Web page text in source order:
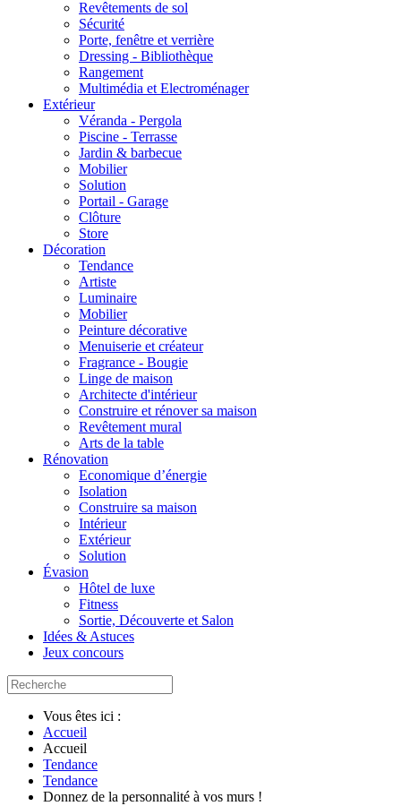
Revêtements de sol
Sécurité
Porte, fenêtre et verrière
Dressing - Bibliothèque
Rangement
Multimédia et Electroménager
Extérieur
Véranda - Pergola
Piscine - Terrasse
Jardin & barbecue
Mobilier
Solution
Portail - Garage
Clôture
Store
Décoration
Tendance
Artiste
Luminaire
Mobilier
Peinture décorative
Menuiserie et créateur
Fragrance - Bougie
Linge de maison
Architecte d'intérieur
Construire et rénover sa maison
Revêtement mural
Arts de la table
Rénovation
Economique d’énergie
Isolation
Construire sa maison
Intérieur
Extérieur
Solution
Évasion
Hôtel de luxe
Fitness
Sortie, Découverte et Salon
Idées & Astuces
Jeux concours
Vous êtes ici :
Accueil
Accueil
Tendance
Tendance
Donnez de la personnalité à vos murs !